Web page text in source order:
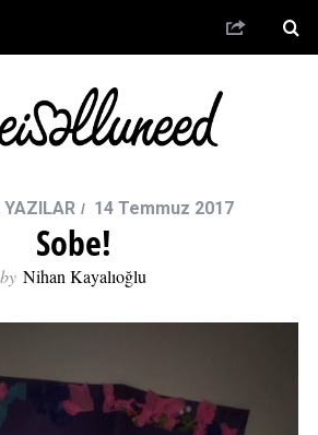
YAZILAR 14 Temmuz 2017
Sobe!
by Nihan Kayalıoğlu